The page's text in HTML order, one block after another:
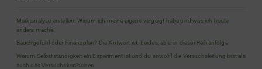
Marktanalyse erstellen: Warum ich meine eigene vergeigt habe und was ich heute
anders mache
Bauchgefühl oder Finanzplan? Die Antwort ist: beides, aber in dieser Reihenfolge
Warum Selbstständigkeit ein Experiment ist und du sowohl die Versuchsleitung bist als
auch das Versuchskaninchen